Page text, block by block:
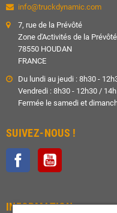
info@truckdynamic.com
7, rue de la Prévôté
Zone d'Activités de la Prévôté
78550 HOUDAN
FRANCE
Du lundi au jeudi : 8h30 -
Vendredi : 8h30 - 12h30 /
Fermée le samedi et
SUIVEZ-NOUS !
Facebook
INFORMATION